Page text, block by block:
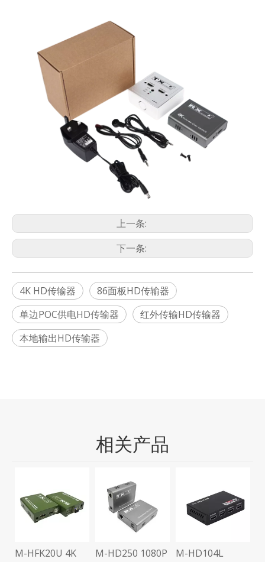
上一条:
下一条:
4K HD传输器
86面板HD传输器
单边POC供电HD传输器
红外传输HD传输器
本地输出HD传输器
相关产品
M-HFK20U 4K
M-HD250 1080P
M-HD104L